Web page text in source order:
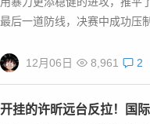
12月06日 8,961 2
开挂的许昕远台反拉！国
出局，比赛的激烈程度可见一